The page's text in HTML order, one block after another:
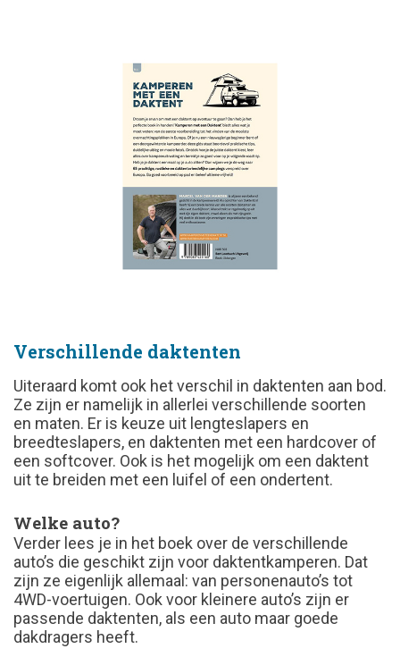
Verschillende daktenten
Uiteraard komt ook het verschil in daktenten aan bod.
Ze zijn er namelijk in allerlei verschillende soorten
en maten. Er is keuze uit lengteslapers en
breedteslapers, en daktenten met een hardcover of
een softcover. Ook is het mogelijk om een daktent
uit te breiden met een luifel of een ondertent.
Welke auto?
Verder lees je in het boek over de verschillende
auto’s die geschikt zijn voor daktentkamperen. Dat
zijn ze eigenlijk allemaal: van personenauto’s tot
4WD-voertuigen. Ook voor kleinere auto’s zijn er
passende daktenten, als een auto maar goede
dakdragers heeft.